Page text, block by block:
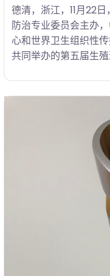
德清，浙江，11月22
防治专业委员会主办
心和世界卫生组织性
共同举办的第五届生